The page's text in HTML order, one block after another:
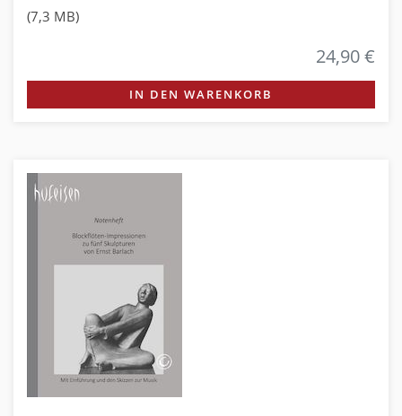
(7,3 MB)
24,90 €
IN DEN WARENKORB